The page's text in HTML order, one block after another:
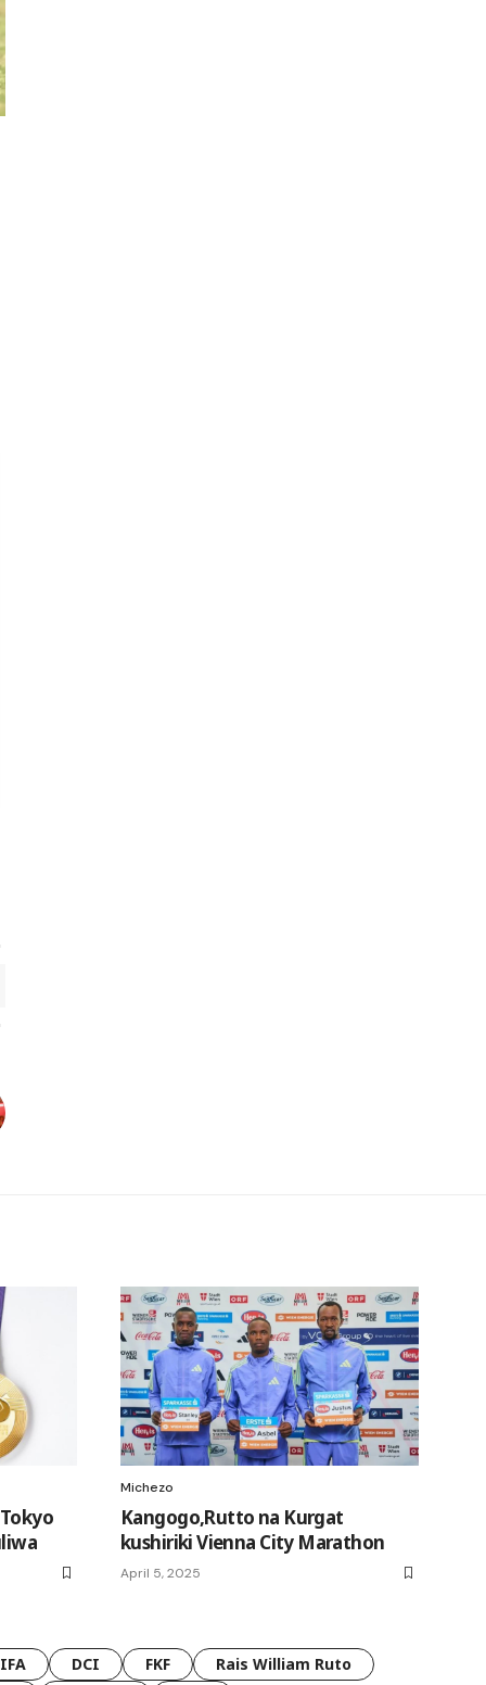
Michezo
Kangogo,Rutto na Kurgat
kushiriki Vienna City Marathon
April 5, 2025
DCI FKF Rais William Ruto